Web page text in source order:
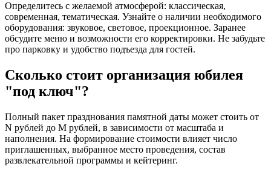
Определитесь с желаемой атмосферой: классическая,
современная, тематическая. Узнайте о наличии необходимого
оборудования: звуковое, световое, проекционное. Заранее
обсудите меню и возможности его корректировки. Не забудьте
про парковку и удобство подъезда для гостей.
Сколько стоит организация юбилея
"под ключ"?
Полный пакет празднования памятной даты может стоить от
N рублей до M рублей, в зависимости от масштаба и
наполнения. На формирование стоимости влияет число
приглашенных, выбранное место проведения, состав
развлекательной программы и кейтеринг.